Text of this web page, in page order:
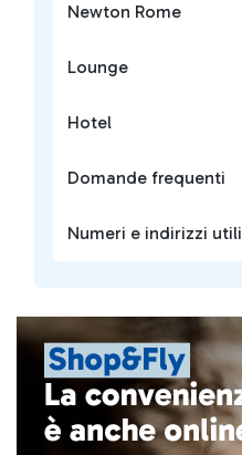
Newton Rome
Lounge
Hotel
Domande frequenti
Numeri e indirizzi utili